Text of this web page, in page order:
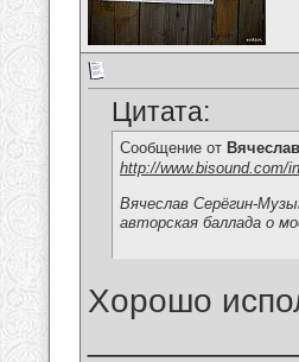
Цитата:
Сообщение от
http://www.bisound.com/
Вячеслав Серёгин-
авторская баллада о
Хорошо